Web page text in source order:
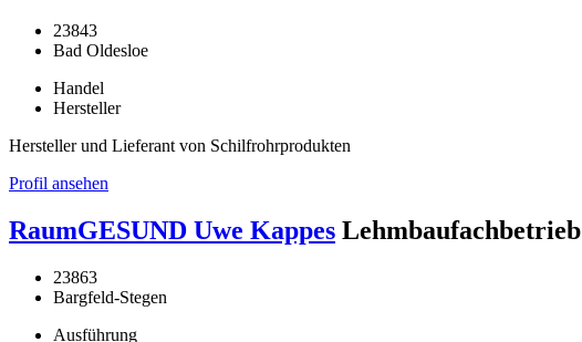
23843
Bad Oldesloe
Handel
Hersteller
Hersteller und Lieferant von Schilfrohrprodukten
Profil ansehen
RaumGESUND Uwe Kappes Lehmbaufachbetrieb
23863
Bargfeld-Stegen
Ausführung